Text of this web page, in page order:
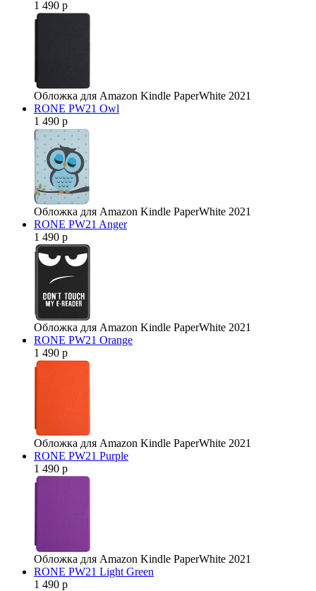
1 490 р
Обложка для Amazon Kindle PaperWhite 2021
RONE PW21 Owl
1 490 р
Обложка для Amazon Kindle PaperWhite 2021
RONE PW21 Anger
1 490 р
Обложка для Amazon Kindle PaperWhite 2021
RONE PW21 Orange
1 490 р
Обложка для Amazon Kindle PaperWhite 2021
RONE PW21 Purple
1 490 р
Обложка для Amazon Kindle PaperWhite 2021
RONE PW21 Light Green
1 490 р